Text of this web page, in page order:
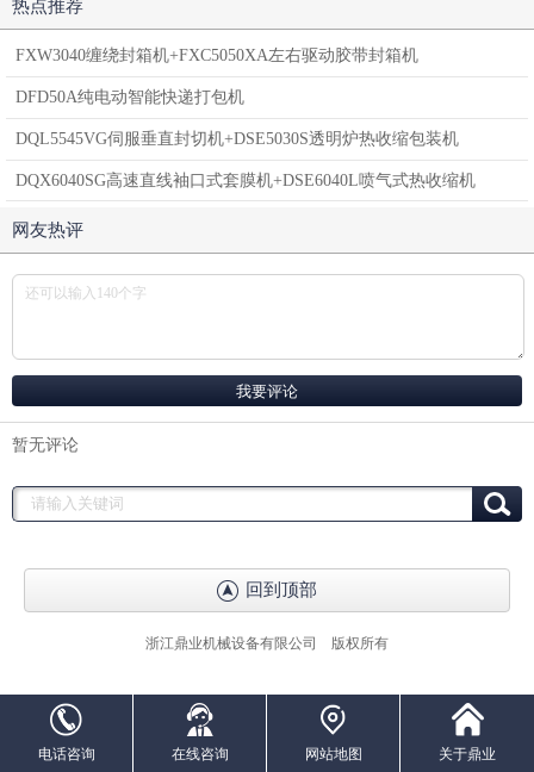
热点推荐
FXW3040缠绕封箱机+FXC5050XA左右驱动胶带封箱机
DFD50A纯电动智能快递打包机
DQL5545VG伺服垂直封切机+DSE5030S透明炉热收缩包装机
DQX6040SG高速直线袖口式套膜机+DSE6040L喷气式热收缩机
网友热评
暂无评论
回到顶部
浙江鼎业机械设备有限公司 版权所有
电话咨询 在线咨询 网站地图 关于鼎业